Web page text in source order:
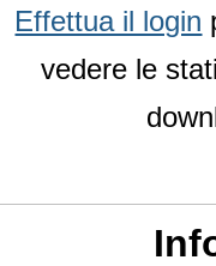
Effettua il login
vedere le